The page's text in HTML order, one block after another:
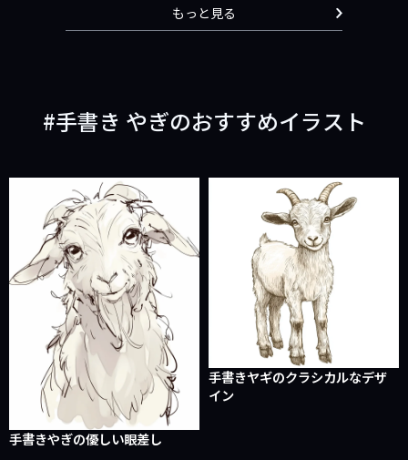
もっと見る
手書き やぎのおすすめイラスト
手書きやぎの優しい眼差し
手書きヤギのクラシカルなデザ
イン